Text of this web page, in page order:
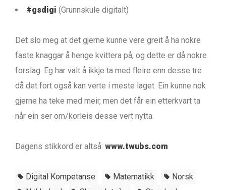
#gsdigi (Grunnskule digitalt)
Det slo meg at det gjerne kunne vere greit å ha nokre
faste knaggar å henge kvittera på, og dette er då nokre
forslag. Eg har valt å ikkje ta med fleire enn desse tre
då det fort også kan verte i meste laget. Ein kunne nok
gjerne ha teke med meir, men det får ein etterkvart ta
når ein ser om/korleis desse vert nytta.
Dagens stikkord er altså: www.twubs.com
Digital Kompetanse Matematikk
Norsk